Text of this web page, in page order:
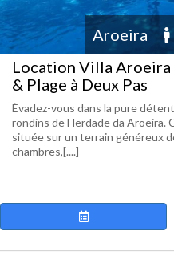
Aroeira
Location Villa
& Plage à Deux Pas
Évadez-vous dans la pure
rondins de Herdade da
située sur un terrain généreux
chambres,[....]